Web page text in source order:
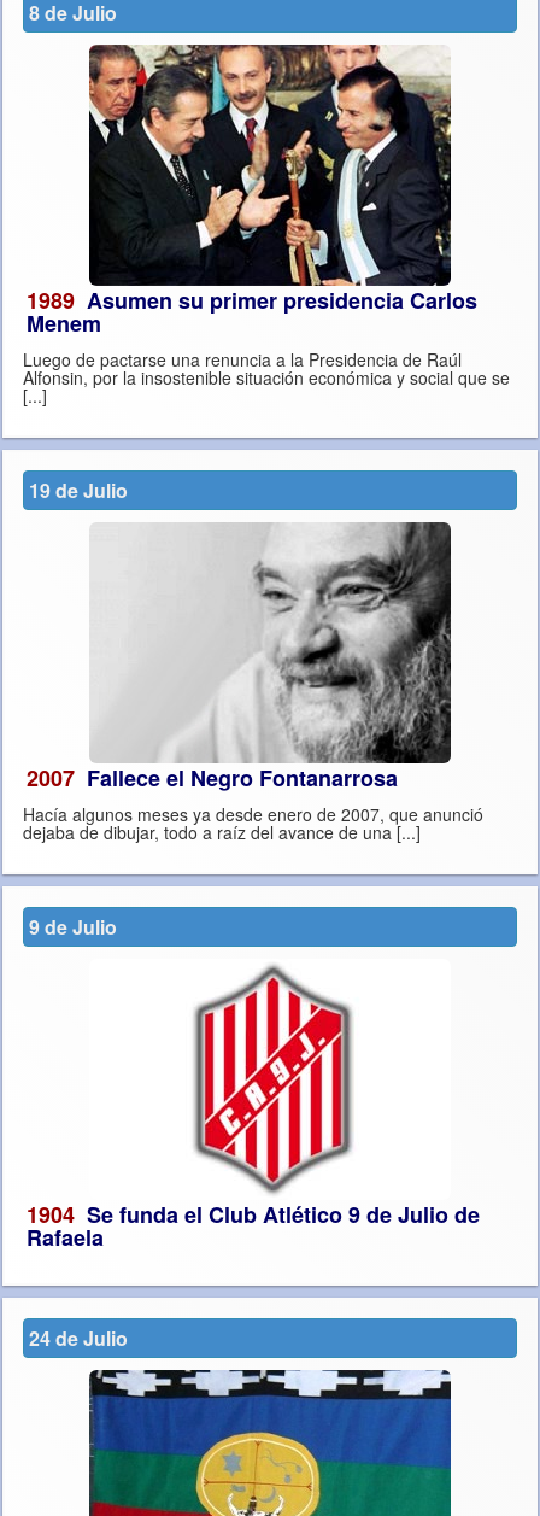
8 de Julio
1989
Menem
Luego de pactarse una renuncia a la Presidencia de Raúl
Alfonsin, por la insostenible situación económica y social que se
[...]
19 de Julio
2007 Fallece el Negro Fontanarrosa
Hacía algunos meses ya desde enero de 2007, que anunció
dejaba de dibujar, todo a raíz del avance de una [...]
9 de Julio
1904
Rafaela
24 de Julio